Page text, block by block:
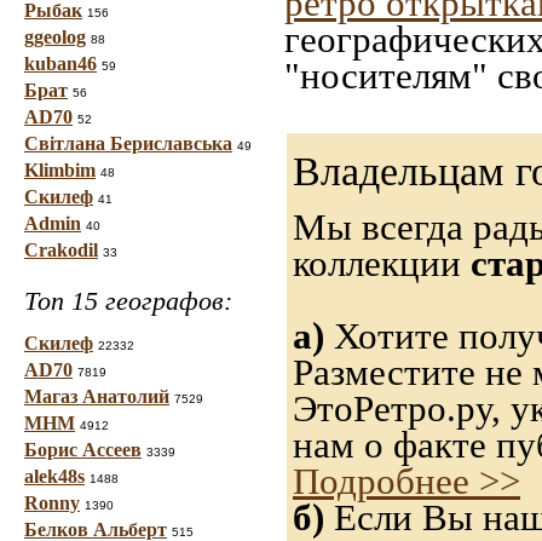
Рыбак 156
ggeolog 88
kuban46 59
Брат 56
AD70 52
Світлана Бериславська 49
Klimbim 48
Скилеф 41
Admin 40
Crakodil 33
Топ 15 географов:
Скилеф 22332
AD70 7819
Магаз Анатолий 7529
МНМ 4912
Борис Ассеев 3339
alek48s 1488
Ronny 1390
Белков Альберт 515
"носителям"
Владельцам
Мы всегда
коллекции
а) Хотите
Разместите
ЭтоРетро.ру,
нам о факте
Подробнее >>
б) Если Вы